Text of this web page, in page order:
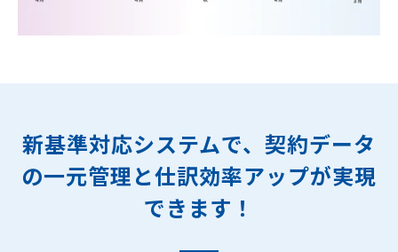
新基準対応システムで、契約データ
の一元管理と仕訳効率アップが実現
できます！